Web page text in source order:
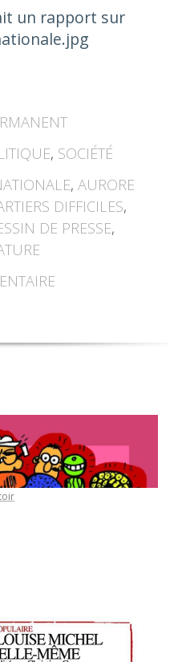
, SOCIÉTÉ
, AURORE
DIFFICILES,
DE PRESSE,